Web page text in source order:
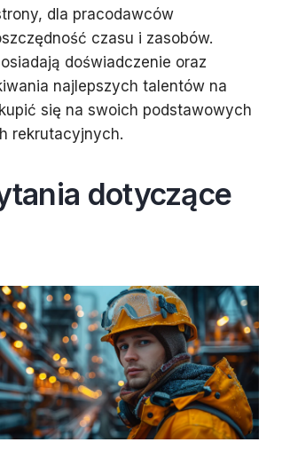
dla pracodawców
czasu i zasobów.
doświadczenie oraz
najlepszych talentów na
się na swoich podstawowych
rekrutacyjnych.
dotyczące